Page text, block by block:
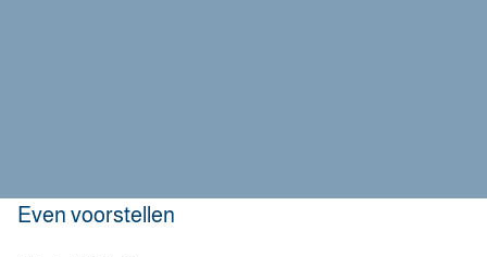
Even voorstellen